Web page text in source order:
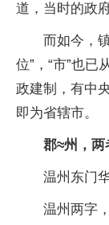
道，当时的政
而如今，
位”，“市”也已
政建制，有中
即为省辖市。
郡≈州，
温州东门
温州两字